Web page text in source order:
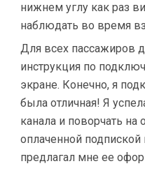
нижнем углу как раз
наблюдать во время
Для всех пассажиров
инструкция по
экране. Конечно, я
была отличная! Я
канала и поворчать на
оплаченной
предлагал мне ее